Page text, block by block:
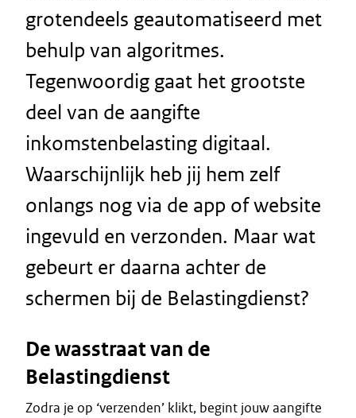
grotendeels geautomatiseerd met
behulp van algoritmes.
Tegenwoordig gaat het grootste
deel van de aangifte
inkomstenbelasting digitaal.
Waarschijnlijk heb jij hem zelf
onlangs nog via de app of website
ingevuld en verzonden. Maar wat
gebeurt er daarna achter de
schermen bij de Belastingdienst?
De wasstraat van de
Belastingdienst
Zodra je op ‘verzenden’ klikt, begint jouw aangifte